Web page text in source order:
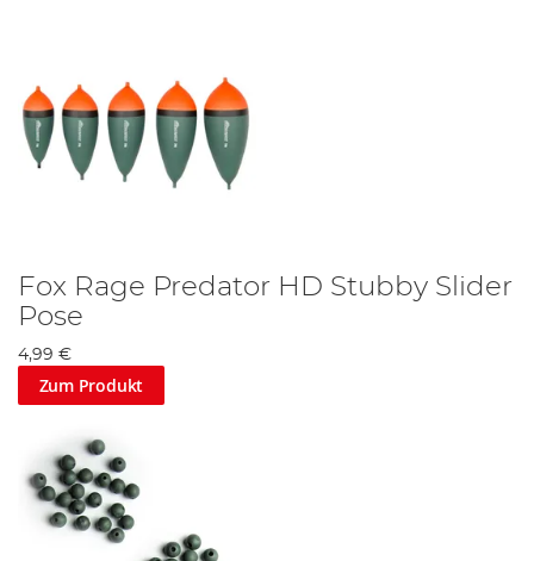
Fox Rage Predator HD Stubby Slider
Pose
4,99 €
Zum Produkt